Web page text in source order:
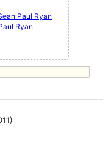
Paul Ryan
Ryan